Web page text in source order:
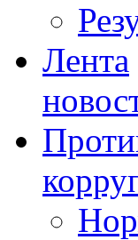
Лента